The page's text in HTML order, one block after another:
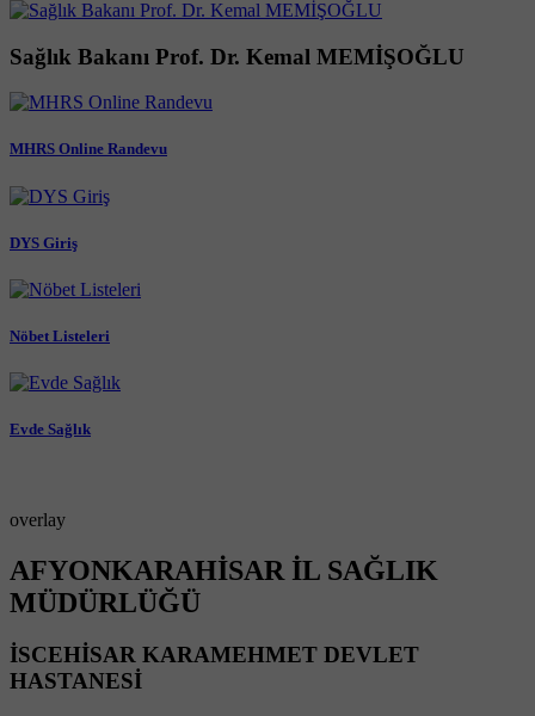
Sağlık Bakanı Prof. Dr. Kemal MEMİŞOĞLU
MHRS Online Randevu
DYS Giriş
Nöbet Listeleri
Evde Sağlık
overlay
AFYONKARAHİSAR İL SAĞLIK
MÜDÜRLÜĞÜ
İSCEHİSAR KARAMEHMET DEVLET
HASTANESİ